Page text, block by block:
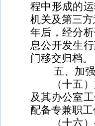
程中形成的
机关及第三
年后，经分
息公开发生
门移交归档。
五、加
（十五）加
及其办公室
配备专兼职
（十六）公